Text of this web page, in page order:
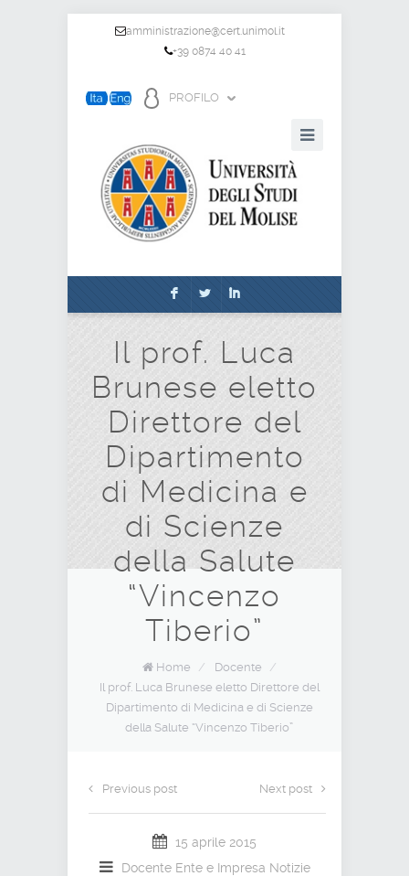
amministrazione@cert.unimol.it
+39 0874 40 41
PROFILO
F L I
Il prof. Luca
Brunese eletto
Direttore del
Dipartimento
di Medicina e
di Scienze
della Salute
“Vincenzo
Tiberio”
Home / Docente
/
Il prof. Luca Brunese eletto Direttore del
Dipartimento di Medicina e di Scienze
della Salute “Vincenzo Tiberio”
Previous post Next post
15 aprile 2015
Docente Ente e Impresa Notizie